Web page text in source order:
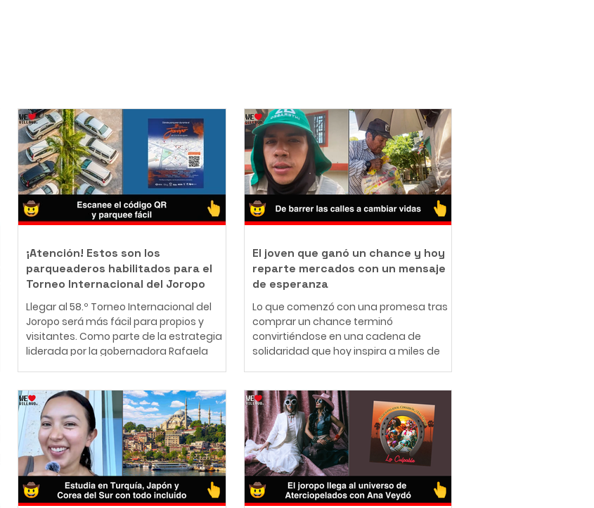
¡Atención! Estos son los
parqueaderos habilitados para el
Torneo Internacional del Joropo
Llegar al 58.º Torneo Internacional del
Joropo será más fácil para propios y
visitantes. Como parte de la estrategia
liderada por la gobernadora Rafaela
fiesta cultural del Llano, la Gobernación
del Meta articuló con ocho parqueaderos
privados de Villavicencio una alternativa
que facilitará el acceso vehicular a los
principales escenarios del evento. La
iniciativa permitirá a los asistentes
planificar
El joven que ganó un chance y hoy
reparte mercados con un mensaje
de esperanza
Lo que comenzó con una promesa tras
comprar un chance terminó
convirtiéndose en una cadena de
solidaridad que hoy inspira a miles de
conocido como "Panita", combina su
trabajo como barrendero en las calles de
Ibagué con una misión que resume en
una frase: "Bendecido para bendecir".
Desde muy pequeño, Leonardo entendió
lo que significa enfrentar dificultades
económicas. Creció en una familia de
escasos r